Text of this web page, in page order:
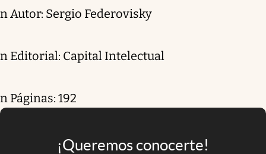
n Autor: Sergio Federovisky
n Editorial: Capital Intelectual
n Páginas: 192
¡Queremos conocerte!